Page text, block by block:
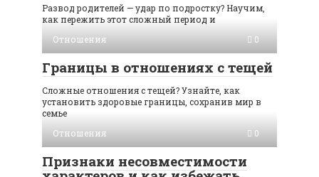
Развод родителей — удар по подростку? Научим,
как пережить этот сложный период и
Отношения
0
Границы в отношениях с тещей
Сложные отношения с тещей? Узнайте, как
установить здоровые границы, сохранив мир в
семье
Отношения
0
Признаки несовместимости